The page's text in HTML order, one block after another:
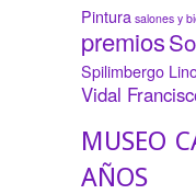
Pintura salones y
premios
Spilimbergo
Vidal
MUSEO
AÑOS